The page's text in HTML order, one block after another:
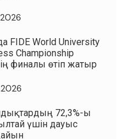
FIDE World University
Championship
финалы өтіп жатыр
72,3%-ы
үшін дауыс